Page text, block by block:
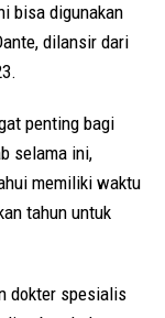
bisa digunakan
dilansir dari
penting bagi
selama ini,
memiliki waktu
tahun untuk
dokter spesialis